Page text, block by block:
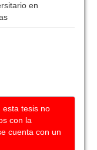
en
esta tesis no
con la
cuenta con un